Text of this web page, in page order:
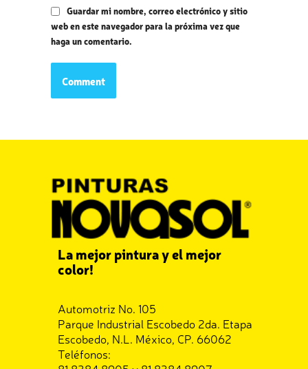
Guardar mi nombre, correo electrónico y sitio
web en este navegador para la próxima vez que
haga un comentario.
La mejor pintura y el mejor
color!
Automotriz No. 105
Parque Industrial Escobedo 2da. Etapa
Escobedo, N.L. México, CP. 66062
Teléfonos: